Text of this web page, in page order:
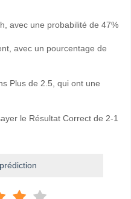
avec une probabilité de 47%
avec un pourcentage de
Plus de 2.5, qui ont une
le Résultat Correct de 2-1